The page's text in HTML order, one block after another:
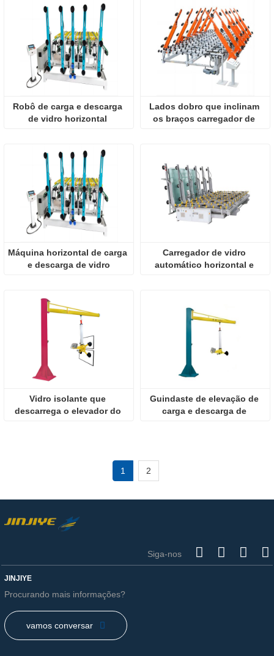
Robô de carga e descarga
de vidro horizontal
Lados dobro que inclinam
os braços carregador de
Máquina horizontal de carga
e descarga de vidro
Carregador de vidro
automático horizontal e
Vidro isolante que
descarrega o elevador do
Guindaste de elevação de
carga e descarga de
1 2
Siga-nos
JINJIYE
Procurando mais informações?
vamos conversar